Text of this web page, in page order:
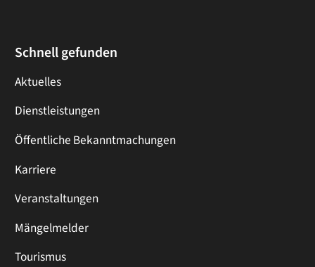
Schnell gefunden
Aktuelles
Dienstleistungen
Öffentliche Bekanntmachungen
Karriere
Veranstaltungen
Mängelmelder
Tourismus